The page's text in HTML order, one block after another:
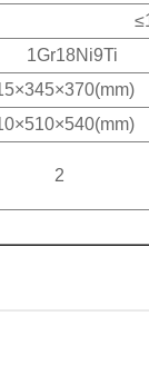
1Gr18Ni9Ti
×345×370(mm)
×510×540(mm)
2